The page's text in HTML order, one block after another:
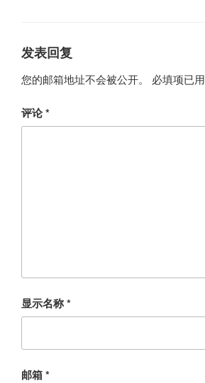
发表回复
您的邮箱地址不会被公开。 必填项已用
评论*
显示名称*
邮箱*